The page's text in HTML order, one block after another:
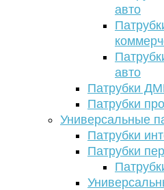
авто
авто
Патрубки
Патрубки
Универсальные
Патрубки
Патрубки